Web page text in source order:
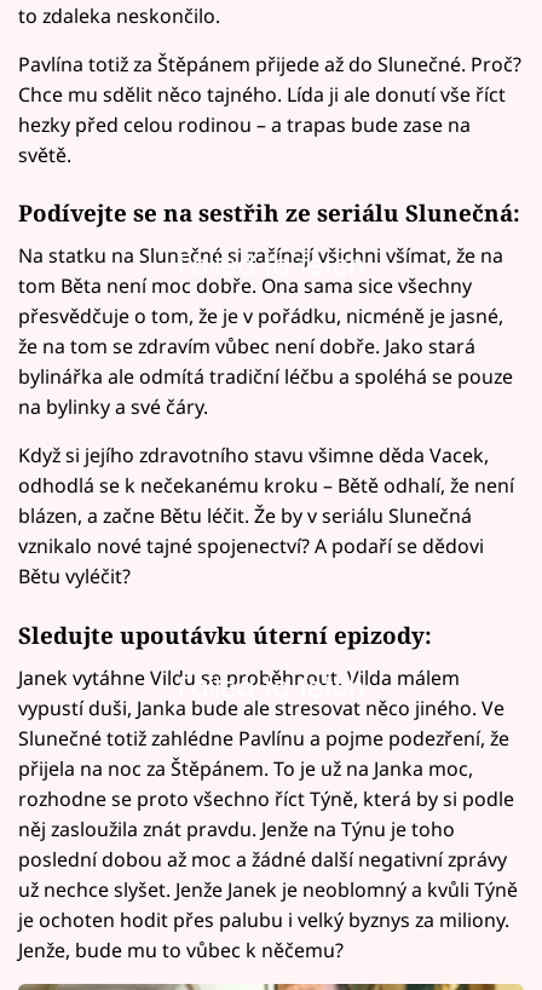
to zdaleka neskončilo.
Pavlína totiž za Štěpánem přijede až do Slunečné. Proč?
Chce mu sdělit něco tajného. Lída ji ale donutí vše říct
hezky před celou rodinou – a trapas bude zase na
světě.
Podívejte se na sestřih ze seriálu Slunečná:
Failed to fetch
Na statku na Slunečné si začínají všichni všímat, že na
tom Běta není moc dobře. Ona sama sice všechny
přesvědčuje o tom, že je v pořádku, nicméně je jasné,
že na tom se zdravím vůbec není dobře. Jako stará
bylinářka ale odmítá tradiční léčbu a spoléhá se pouze
na bylinky a své čáry.
Když si jejího zdravotního stavu všimne děda Vacek,
odhodlá se k nečekanému kroku – Bětě odhalí, že není
blázen, a začne Bětu léčit. Že by v seriálu Slunečná
vznikalo nové tajné spojenectví? A podaří se dědovi
Bětu vyléčit?
Sledujte upoutávku úterní epizody:
Failed to fetch
Janek vytáhne Vildu se proběhnout. Vilda málem
vypustí duši, Janka bude ale stresovat něco jiného. Ve
Slunečné totiž zahlédne Pavlínu a pojme podezření, že
přijela na noc za Štěpánem. To je už na Janka moc,
rozhodne se proto všechno říct Týně, která by si podle
něj zasloužila znát pravdu. Jenže na Týnu je toho
poslední dobou až moc a žádné další negativní zprávy
už nechce slyšet. Jenže Janek je neoblomný a kvůli Týně
je ochoten hodit přes palubu i velký byznys za miliony.
Jenže, bude mu to vůbec k něčemu?